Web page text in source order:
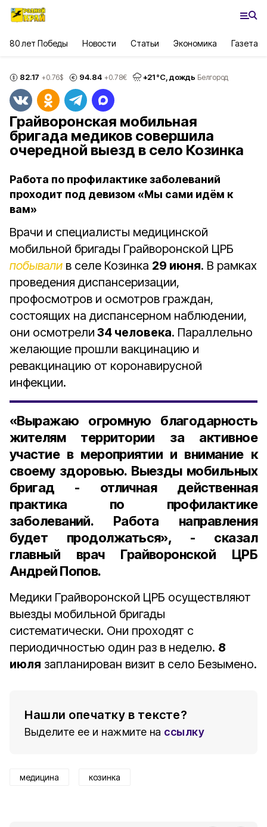
80 лет Победы Новости Статьи Экономика Газета
82.17 +0.76$ 94.84 +0.78€ +21°С, дождь Белгород
Грайворонская мобильная
бригада медиков совершила
очередной выезд в село Козинка
Работа по профилактике заболеваний
проходит под девизом «Мы сами идём к
вам»
Врачи и специалисты медицинской
мобильной бригады Грайворонской ЦРБ
побывали в селе Козинка 29 июня. В рамках
проведения диспансеризации,
профосмотров и осмотров граждан,
состоящих на диспансерном наблюдении,
они осмотрели 34 человека. Параллельно
желающие прошли вакцинацию и
ревакцинацию от коронавирусной
инфекции.
«Выражаю огромную благодарность
жителям территории за активное
участие в мероприятии и внимание к
своему здоровью. Выезды мобильных
бригад - отличная действенная
практика по профилактике
заболеваний. Работа направления
будет продолжаться», - сказал
главный врач Грайворонской ЦРБ
Андрей Попов.
Медики Грайворонской ЦРБ осуществляют
выезды мобильной бригады
систематически. Они проходят с
периодичностью один раз в неделю. 8
июля запланирован визит в село Безымено.
Нашли опечатку в тексте?
Выделите ее и нажмите на ссылку
медицина козинка